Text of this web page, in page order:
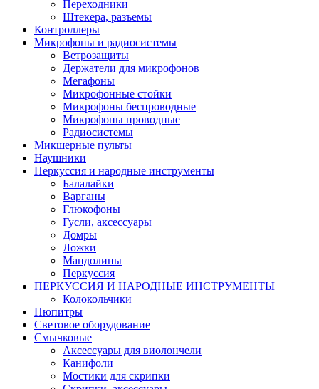
Переходники
Штекера, разъемы
Контроллеры
Микрофоны и радиосистемы
Ветрозащиты
Держатели для микрофонов
Мегафоны
Микрофонные стойки
Микрофоны беспроводные
Микрофоны проводные
Радиосистемы
Микшерные пульты
Наушники
Перкуссия и народные инструменты
Балалайки
Варганы
Глюкофоны
Гусли, аксессуары
Домры
Ложки
Мандолины
Перкуссия
ПЕРКУССИЯ И НАРОДНЫЕ ИНСТРУМЕНТЫ
Колокольчики
Пюпитры
Световое оборудование
Смычковые
Аксессуары для виолончели
Канифоли
Мостики для скрипки